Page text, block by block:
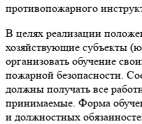
В целях реализации
хозяйствующие субъекты
организовать обучение
пожарной безопасности.
должны получать все
принимаемые. Форма
и должностных